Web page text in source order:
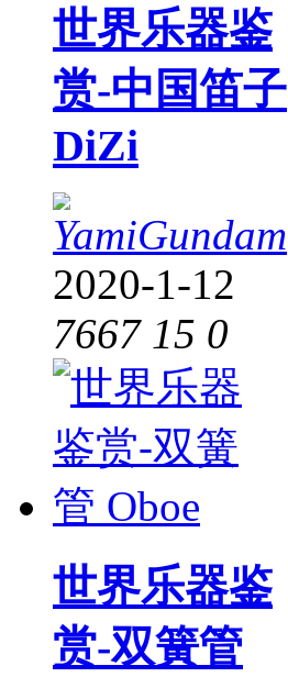
世界乐器鉴
赏-中国笛子
DiZi
YamiGundam
2020-1-12
7667 15 0
世界乐器鉴
赏-双簧管